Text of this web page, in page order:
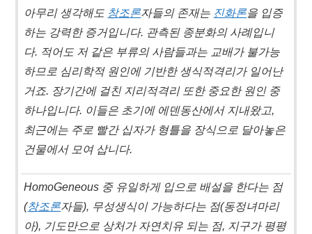
아무리 생각해도 창조론자들의 존재는 진화론을 입증
하는 강력한 증거입니다. 관측된 종분화의 사례입니
다. 적어도 저 같은 부류의 사람들과는 교배가 불가능
하므로 심리학적 원인에 기반한 생식적격리가 일어난
거죠. 장기간에 걸친 지리적격리 또한 중요한 원인 중
하나입니다. 이들은 초기에 에덴동산에서 지내왔고,
최근에는 주로 빨간 십자가 형틀을 장식으로 달아놓은
건물에서 모여 삽니다.
HomoGeneous 중 유일하게 입으로 배설을 한다는 점
(창조론자들), 무성생식이 가능하다는 점(동정녀마리
아), 기도만으로 상처가 자연치유 되는 점, 지구가 평평